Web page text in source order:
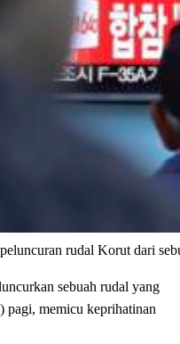
rudal Korut dari
sebuah rudal yang
pagi, memicu keprihatinan